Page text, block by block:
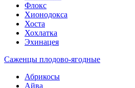
Флокс
Хионодокса
Хоста
Хохлатка
Эхинацея
Саженцы плодово-ягодные
Абрикосы
Айва